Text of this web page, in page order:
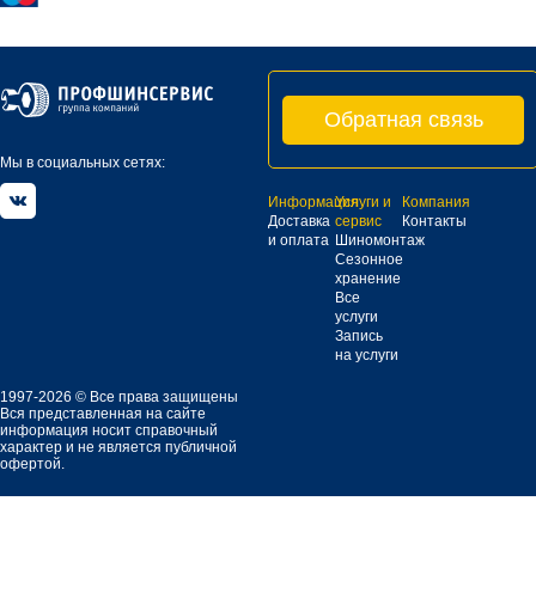
Мы в социальных сетях:
Обратная связь
Информация
Доставка
и оплата
Услуги и
сервис
Шиномонтаж
Сезонное
хранение
Все
услуги
Запись
на услуги
Компания
Контакты
1997-2026 © Все права защищены
Вся представленная на сайте
информация носит справочный
характер и не является публичной
офертой.